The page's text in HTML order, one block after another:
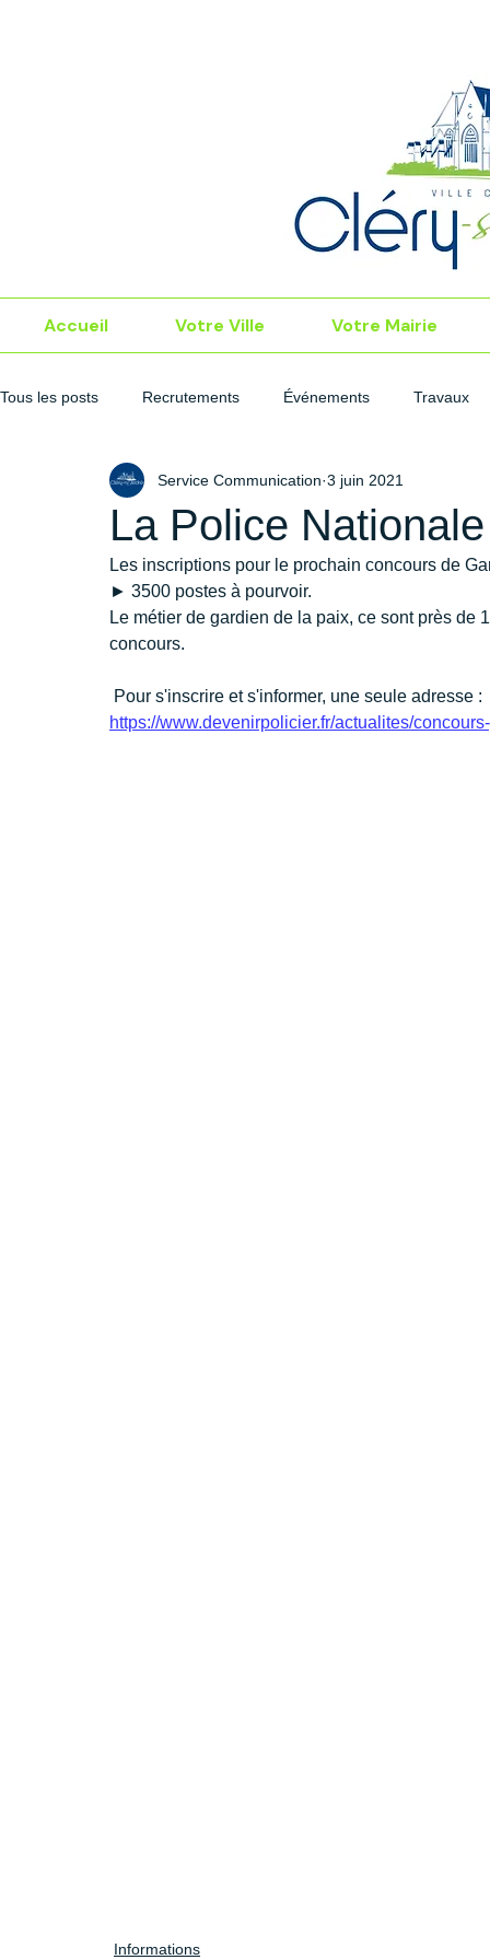
Accueil Votre Ville Votre Mairie
Tous les posts Recrutements Événements Travaux
La Police
Service Communication 3 juin 2021
Les inscriptions pour le prochain concours de
► 3500 postes à pourvoir.
Le métier de gardien de la paix, ce sont près
concours.
Pour s'inscrire et s'informer, une seule adresse :
https://www.devenirpolicier.fr/actualites/
Informations